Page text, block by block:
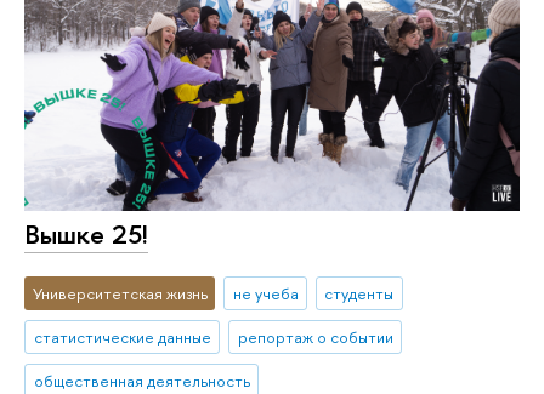
Вышке 25!
Университетская жизнь не учеба
студенты
статистические данные
репортаж о событии
общественная деятельность